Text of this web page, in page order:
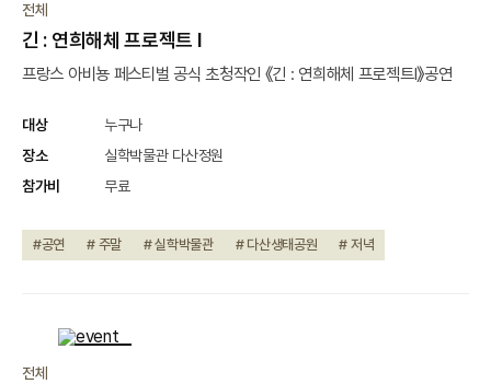
전체
긴 : 연희해체 프로젝트 Ⅰ
프랑스 아비뇽 페스티벌 공식 초청작인 《긴 : 연희해체 프로젝트Ⅰ》공연
대상
누구나
장소
실학박물관 다산정원
참가비
무료
#공연 # 주말 # 실학박물관 # 다산생태공원 # 저녁
전체